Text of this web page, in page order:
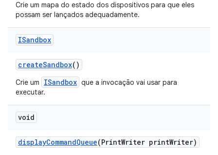
Crie um mapa do estado dos dispositivos para que eles
possam ser lançados adequadamente.
ISandbox
createSandbox()
Crie um ISandbox que a invocação vai usar para
executar.
void
displayCommandQueue(PrintWriter printWriter)